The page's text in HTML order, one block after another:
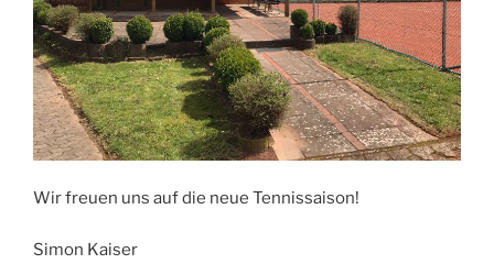
Wir freuen uns auf die neue Tennissaison!
Simon Kaiser